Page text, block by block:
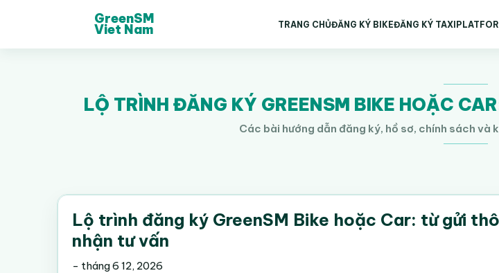
GreenSM
Viet Nam TRANG CHỦĐĂNG KÝ BIKEĐĂNG KÝ TAXI
LỘ TRÌNH ĐĂNG KÝ GREENSM BIKE HOẶC
Các bài hướng dẫn đăng ký, hồ sơ, chính sách và
Lộ trình đăng ký GreenSM Bike hoặc Car: từ gửi
nhận tư vấn
- tháng 6 12, 2026